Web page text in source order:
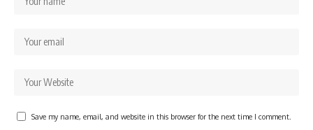
Save my name, email, and website in this browser for the next time I comment.